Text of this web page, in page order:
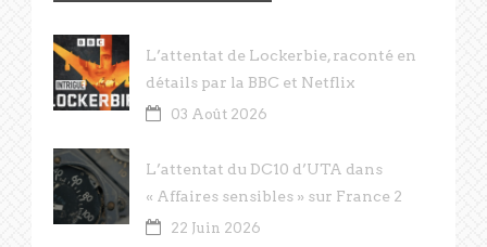
L’attentat de Lockerbie, raconté en
détails par la BBC et Netflix
03 Août 2026
L’attentat du DC10 d’UTA dans
« Affaires sensibles » sur France 2
22 Juin 2026